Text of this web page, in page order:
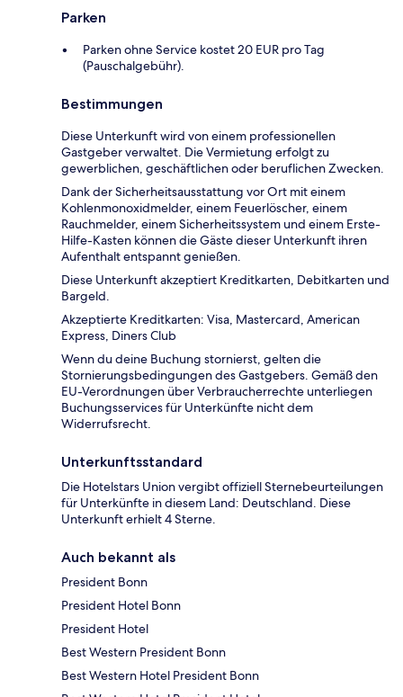
Parken
Parken ohne Service kostet 20 EUR pro Tag
(Pauschalgebühr).
Bestimmungen
Diese Unterkunft wird von einem professionellen
Gastgeber verwaltet. Die Vermietung erfolgt zu
gewerblichen, geschäftlichen oder beruflichen Zwecken.
Dank der Sicherheitsausstattung vor Ort mit einem
Kohlenmonoxidmelder, einem Feuerlöscher, einem
Rauchmelder, einem Sicherheitssystem und einem Erste-
Hilfe-Kasten können die Gäste dieser Unterkunft ihren
Aufenthalt entspannt genießen.
Diese Unterkunft akzeptiert Kreditkarten, Debitkarten und
Bargeld.
Akzeptierte Kreditkarten: Visa, Mastercard, American
Express, Diners Club
Wenn du deine Buchung stornierst, gelten die
Stornierungsbedingungen des Gastgebers. Gemäß den
EU-Verordnungen über Verbraucherrechte unterliegen
Buchungsservices für Unterkünfte nicht dem
Widerrufsrecht.
Unterkunftsstandard
Die Hotelstars Union vergibt offiziell Sternebeurteilungen
für Unterkünfte in diesem Land: Deutschland. Diese
Unterkunft erhielt 4 Sterne.
Auch bekannt als
President Bonn
President Hotel Bonn
President Hotel
Best Western President Bonn
Best Western Hotel President Bonn